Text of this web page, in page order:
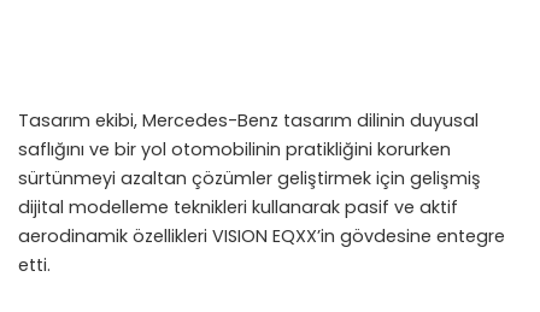
Tasarım ekibi, Mercedes-Benz tasarım dilinin duyusal
saflığını ve bir yol otomobilinin pratikliğini korurken
sürtünmeyi azaltan çözümler geliştirmek için gelişmiş
dijital modelleme teknikleri kullanarak pasif ve aktif
aerodinamik özellikleri VISION EQXX’in gövdesine entegre
etti.